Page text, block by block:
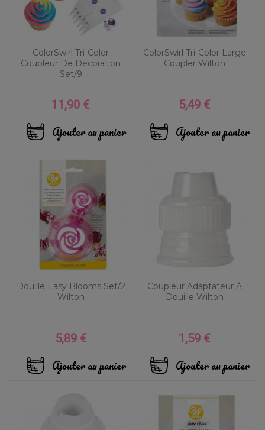
ColorSwirl Tri-Color
Coupleur De Décoration
Set/9
Prix
11,90 €
Ajouter au panier
ColorSwirl Tri-Color Large
Coupler Wilton
Prix
5,49 €
Ajouter au panier
Douille Easy Blooms Set/2
Wilton
Prix
5,89 €
Ajouter au panier
Coupleur Adaptateur À
Douille Wilton
Prix
1,59 €
Ajouter au panier